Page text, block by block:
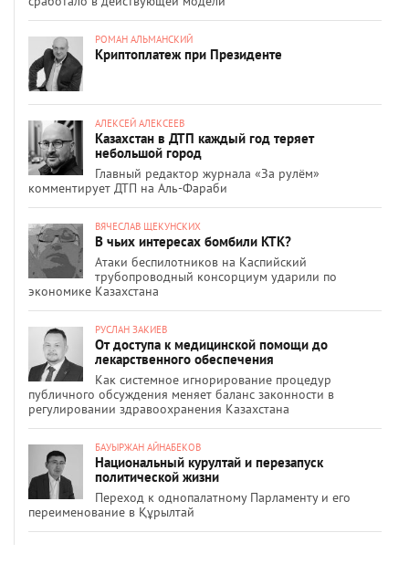
РОМАН АЛЬМАНСКИЙ
Криптоплатеж при Президенте
АЛЕКСЕЙ АЛЕКСЕЕВ
Казахстан в ДТП каждый год теряет
небольшой город
Главный редактор журнала «За рулём»
комментирует ДТП на Аль-Фараби
ВЯЧЕСЛАВ ЩЕКУНСКИХ
В чьих интересах бомбили КТК?
Атаки беспилотников на Каспийский
трубопроводный консорциум ударили по
экономике Казахстана
РУСЛАН ЗАКИЕВ
От доступа к медицинской помощи до
лекарственного обеспечения
Как системное игнорирование процедур
публичного обсуждения меняет баланс законности в
регулировании здравоохранения Казахстана
БАУЫРЖАН АЙНАБЕКОВ
Национальный курултай и перезапуск
политической жизни
Переход к однопалатному Парламенту и его
переименование в Құрылтай